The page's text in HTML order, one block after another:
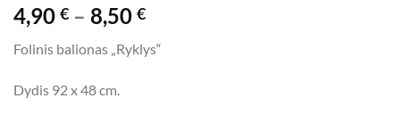
4,90 € – 8,50 €Price
4,90 €
Folinis balionas „Ryklys“
Dydis 92 x 48 cm.